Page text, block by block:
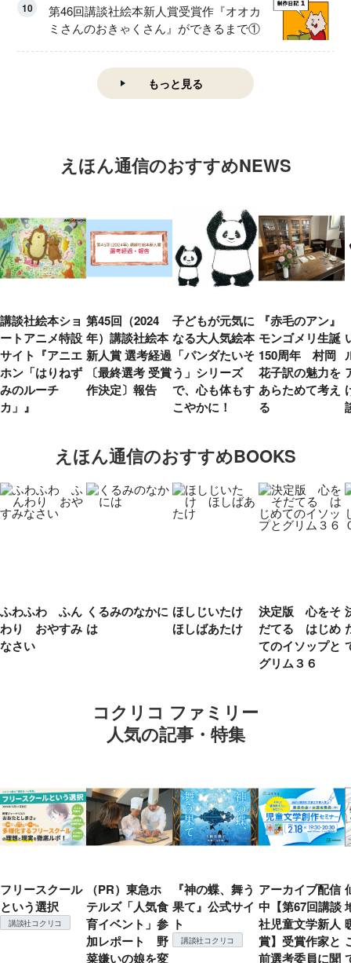
10
第46回講談社絵本新人賞受賞作『オオカ
ミさんのおきゃくさん』ができるまで①
もっと見る
えほん通信のおすすめNEWS
講談社絵本ショ
ートアニメ特設
サイト『アニエ
ホン「はりねず
みのルーチ
カ」』
第45回（2024
年）講談社絵本
新人賞 選考経過
〔最終選考 受賞
作決定〕報告
子どもが元気に
なる大人気絵本
「パンダたいそ
う」シリーズ
で、心も体もす
こやかに！
『赤毛のアン』
モンゴメリ生誕
150周年 村岡
花子訳の魅力を
あらためて考え
る
えほん通信のおすすめBOOKS
ふわふわ ふん
わり おやすみ
なさい
くるみのなかに
は
ほしじいたけ
ほしばあたけ
決定版 心をそ
だてる はじめ
てのイソップと
グリム３６
コクリコ ファミリー
人気の記事・特集
フリースクール
という選択
講談社コクリコ
（PR）東急ホ
テルズ「人気食
育イベント」参
加レポート 野
菜嫌いの娘を変
『神の蝶、舞う
果て』公式サイ
ト
講談社コクリコ
アーカイブ配信
中【第67回講談
社児童文学新人
賞】受賞作家と
前選考委員に聞